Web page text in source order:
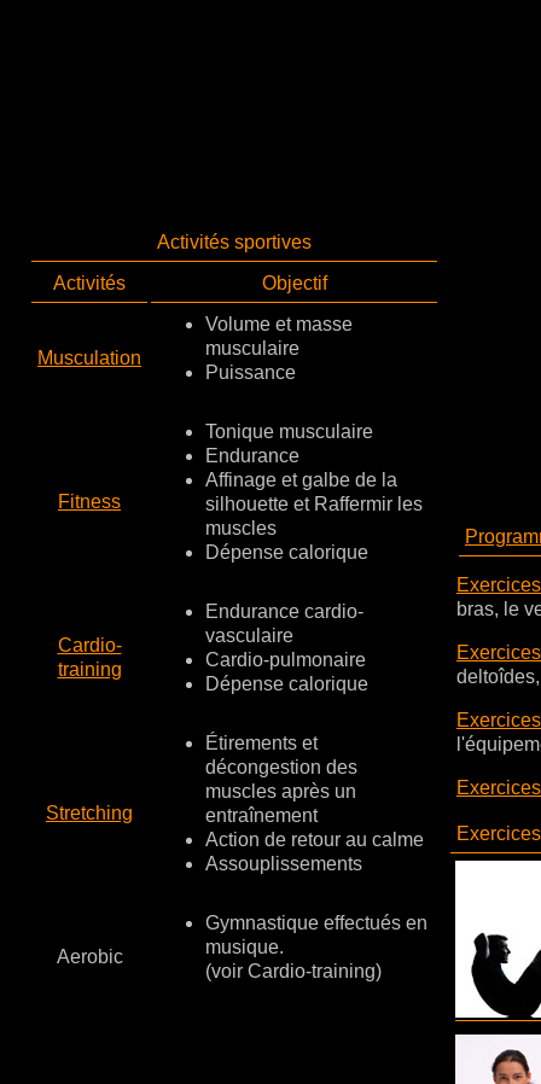
Activités sportives
Activités
Objectif
Musculation
Volume et masse
musculaire
Puissance
Fitness
Tonique musculaire
Endurance
Affinage et galbe de la
silhouette et Raffermir les
muscles
Dépense calorique
Cardio-
training
Endurance cardio-
vasculaire
Cardio-pulmonaire
Dépense calorique
Stretching
Étirements et
décongestion des
muscles après un
entraînement
Action de retour au calme
Assouplissements
Aerobic
Gymnastique effectués en
musique.
(voir Cardio-training)
bras, le